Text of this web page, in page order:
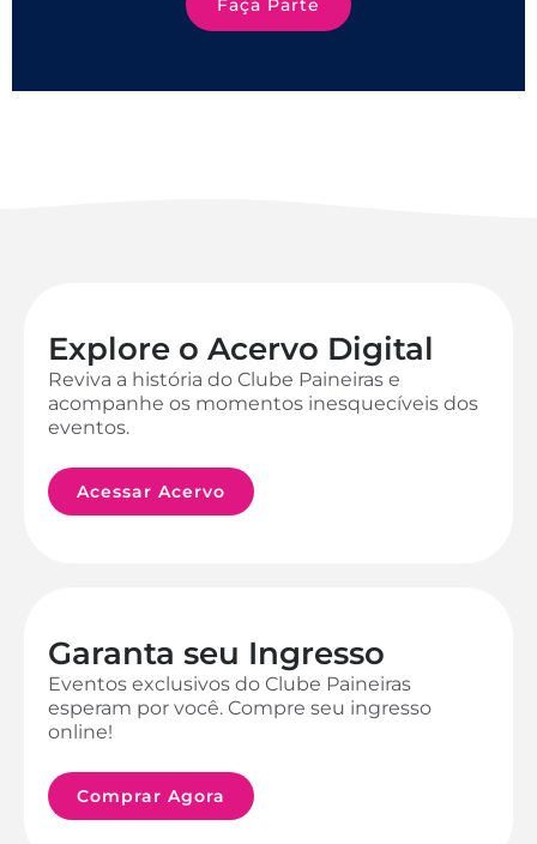
Faça Parte
Explore o Acervo Digital
Reviva a história do Clube Paineiras e
acompanhe os momentos inesquecíveis dos
eventos.
Acessar Acervo
Garanta seu Ingresso
Eventos exclusivos do Clube Paineiras
esperam por você. Compre seu ingresso
online!
Comprar Agora